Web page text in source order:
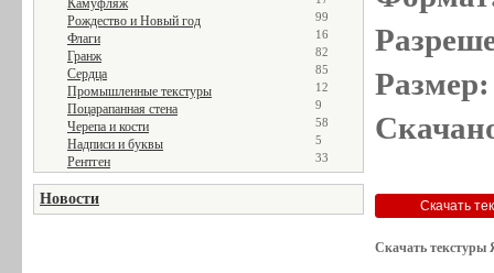
Камуфляж
Рождество и Новый год 99
Флаги 16
Гранж 82
Сердца 85
Промышленные текстуры 12
Поцарапанная стена 9
Черепа и кости 58
Надписи и буквы 5
Рентген 33
Новости
Скачать текстуры